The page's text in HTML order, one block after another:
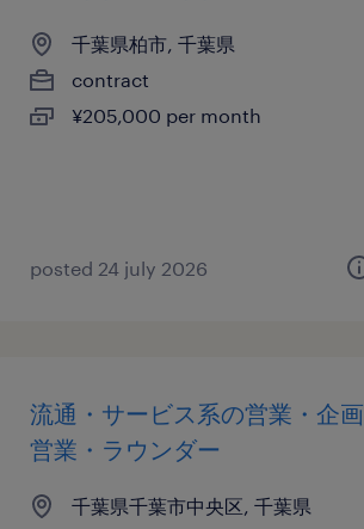
千葉県柏市, 千葉県
contract
¥205,000 per month
posted 24 july 2026
流通・サービス系の営業・企画
営業・ラウンダー
千葉県千葉市中央区, 千葉県